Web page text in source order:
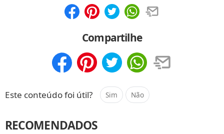
Compartilhe
Este conteúdo foi útil? Sim Não
RECOMENDADOS